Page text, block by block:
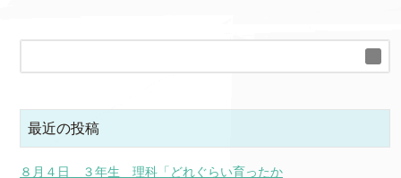
最近の投稿
８月４日 ３年生 理科「どれぐらい育ったか